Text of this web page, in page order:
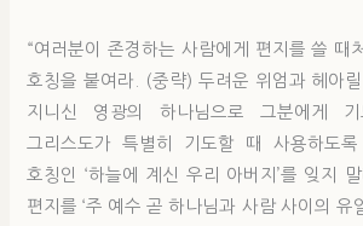
“여러분이 존경하는 사람에게 편지를 쓸 때
호칭을 붙여라. (중략) 두려운 위엄과 헤아
지니신 영광의 하나님으로 그분에게
그리스도가 특별히 기도할 때 사용하도
호칭인 ‘하늘에 계신 우리 아버지’를 잊지
편지를 ‘주 예수 곧 하나님과 사람 사이의 유